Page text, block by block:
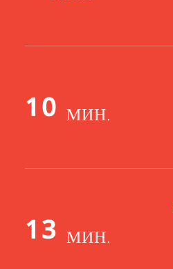
10 МИН.
13 МИН.